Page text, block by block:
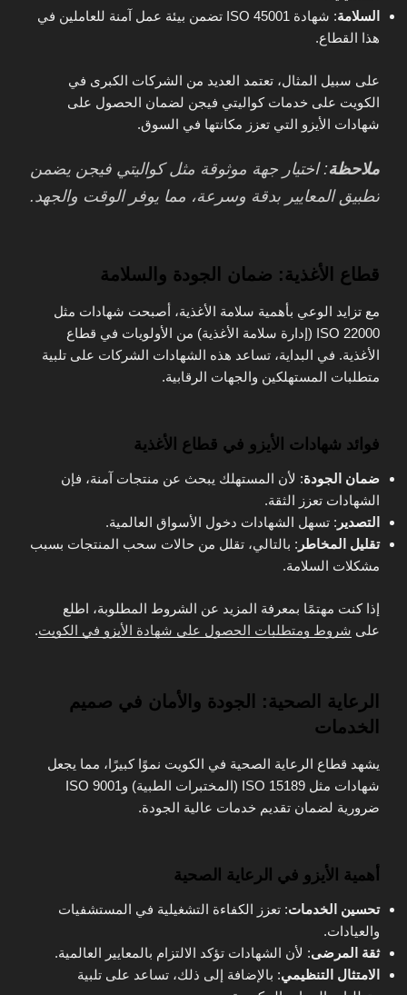
السلامة
: شهادة ISO 45001 تضمن بيئة عمل آمنة للعاملين في
هذا القطاع.
على سبيل المثال، تعتمد العديد من الشركات الكبرى في
الكويت على خدمات كواليتي فيجن لضمان الحصول على
شهادات الأيزو التي تعزز مكانتها في السوق.
ملاحظة: اختيار جهة موثوقة مثل كواليتي فيجن يضمن
تطبيق المعايير بدقة وسرعة، مما يوفر الوقت والجهد.
قطاع الأغذية: ضمان الجودة والسلامة
مع تزايد الوعي بأهمية سلامة الأغذية، أصبحت شهادات مثل
ISO 22000 (إدارة سلامة الأغذية) من الأولويات في قطاع
الأغذية. في البداية، تساعد هذه الشهادات الشركات على تلبية
متطلبات المستهلكين والجهات الرقابية.
فوائد شهادات الأيزو في قطاع الأغذية
ضمان الجودة: لأن المستهلك يبحث عن منتجات آمنة، فإن
الشهادات تعزز الثقة.
التصدير : تسهل الشهادات دخول الأسواق العالمية.
تقليل المخاطر : بالتالي، تقلل من حالات سحب المنتجات بسبب
مشكلات السلامة.
إذا كنت مهتمًا بمعرفة المزيد عن الشروط المطلوبة، اطلع
على شروط ومتطلبات الحصول على شهادة الأيزو في الكويت.
الرعاية الصحية: الجودة والأمان في صميم
الخدمات
يشهد قطاع الرعاية الصحية في الكويت نموًا كبيرًا، مما يجعل
شهادات مثل ISO 15189 (المختبرات الطبية) وISO 9001
ضرورية لضمان تقديم خدمات عالية الجودة.
أهمية الأيزو في الرعاية الصحية
تحسين الخدمات: تعزز الكفاءة التشغيلية في المستشفيات
والعيادات.
ثقة المرضى: لأن الشهادات تؤكد الالتزام بالمعايير العالمية.
الامتثال التنظيمي: بالإضافة إلى ذلك، تساعد على تلبية